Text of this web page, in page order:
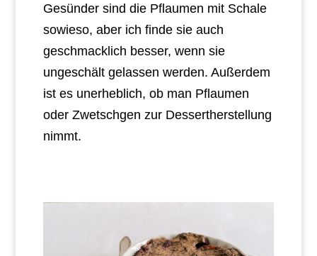
Gesünder sind die Pflaumen mit Schale
sowieso, aber ich finde sie auch
geschmacklich besser, wenn sie
ungeschält gelassen werden. Außerdem
ist es unerheblich, ob man Pflaumen
oder Zwetschgen zur Dessertherstellung
nimmt.